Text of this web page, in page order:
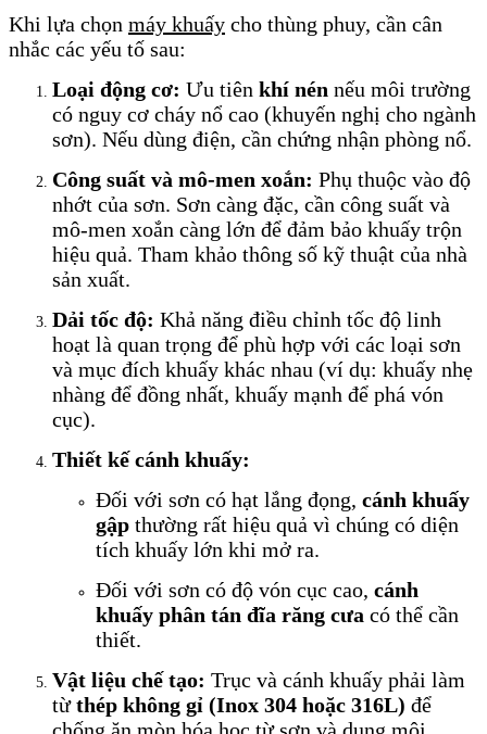
Khi lựa chọn máy khuấy cho thùng phuy, cần cân
nhắc các yếu tố sau:
Loại động cơ: Ưu tiên khí nén nếu môi trường
có nguy cơ cháy nổ cao (khuyến nghị cho ngành
sơn). Nếu dùng điện, cần chứng nhận phòng nổ.
Công suất và mô-men xoắn: Phụ thuộc vào độ
nhớt của sơn. Sơn càng đặc, cần công suất và
mô-men xoắn càng lớn để đảm bảo khuấy trộn
hiệu quả. Tham khảo thông số kỹ thuật của nhà
sản xuất.
Dải tốc độ: Khả năng điều chỉnh tốc độ linh
hoạt là quan trọng để phù hợp với các loại sơn
và mục đích khuấy khác nhau (ví dụ: khuấy nhẹ
nhàng để đồng nhất, khuấy mạnh để phá vón
cục).
Thiết kế cánh khuấy:
Đối với sơn có hạt lắng đọng, cánh khuấy
gập thường rất hiệu quả vì chúng có diện
tích khuấy lớn khi mở ra.
Đối với sơn có độ vón cục cao, cánh
khuấy phân tán đĩa răng cưa có thể cần
thiết.
Vật liệu chế tạo: Trục và cánh khuấy phải làm
từthép không gỉ (Inox 304 hoặc 316L) để